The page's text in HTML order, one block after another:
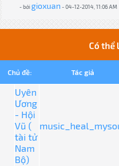
- bởi gioxuan - 04-12-2014, 11:06 AM
Có thể
Chủ đề: Tác giả
Uyên
Ương
- Hội
Vũ (
tài tử
Nam
Bộ)